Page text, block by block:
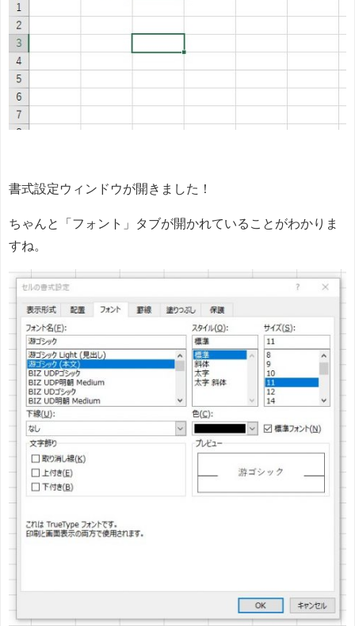
書式設定ウィンドウが開きました！
ちゃんと「フォント」タブが開かれていることがわかりま
すね。